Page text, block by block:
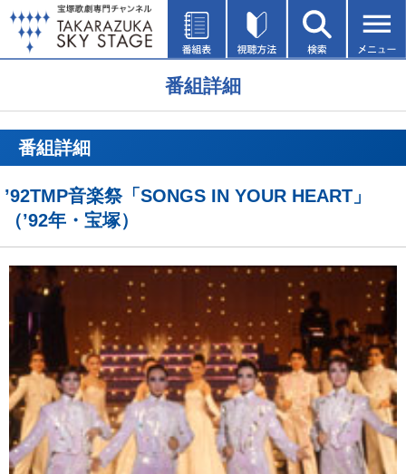
番組詳細
番組詳細
’92TMP音楽祭「SONGS IN YOUR HEART」
（’92年・宝塚）